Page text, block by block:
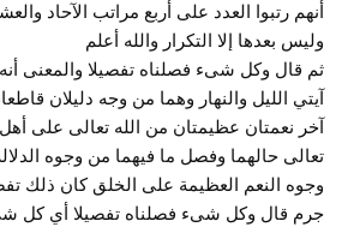
أنهم رتبوا العدد على أربع مراتب الآحاد
وليس بعدها إلا التكرار والله أعلم
ثم قال وكل شىء فصلناه تفصيلا والمعنى
آيتي الليل والنهار وهما من وجه دليلان
آخر نعمتان عظيمتان من الله تعالى على أهل
تعالى حالهما وفصل ما فيهما من وجوه
وجوه النعم العظيمة على الخلق كان ذلك
جرم قال وكل شىء فصلناه تفصيلا أي كل